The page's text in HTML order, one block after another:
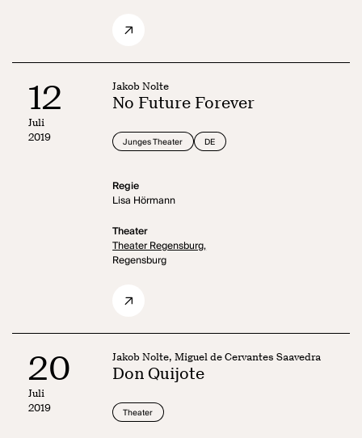
12
Juli
2019
Jakob Nolte
No Future Forever
Junges Theater DE
Regie
Lisa Hörmann
Theater
Theater Regensburg,
Regensburg
20
Juli
2019
Jakob Nolte, Miguel de Cervantes Saavedra
Don Quijote
Theater